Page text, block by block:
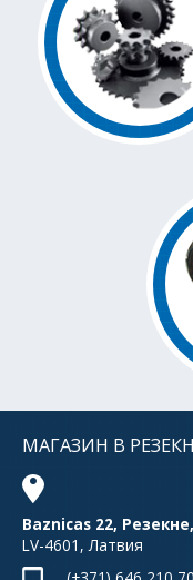
МАГАЗИН В
Baznicas 22, Резекне,
LV-4601, Латвия